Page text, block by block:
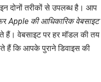
तरीकों से उपलब्ध है। आप
Apple की आधिकारिक वेबसाइट
हैं। वेबसाइट पर हर मॉडल की तय
कि आपके पुराने डिवाइस की